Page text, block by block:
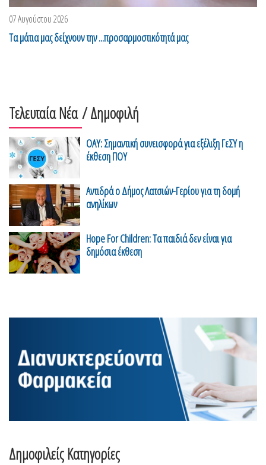
07 Αυγούστου 2026
Τα μάτια μας δείχνουν την ...προσαρμοστικότητά μας
Τελευταία Νέα/ Δημοφιλή
ΟΑΥ: Σημαντική συνεισφορά για εξέλιξη ΓεΣΥ η
έκθεση ΠΟΥ
Αντιδρά ο Δήμος Λατσιών-Γερίου για τη δομή
ανηλίκων
Hope For Children: Τα παιδιά δεν είναι για
δημόσια έκθεση
Δημοφιλείς Κατηγορίες